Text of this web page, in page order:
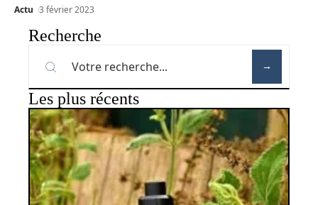
Actu 3 février 2023
Recherche
Les plus récents